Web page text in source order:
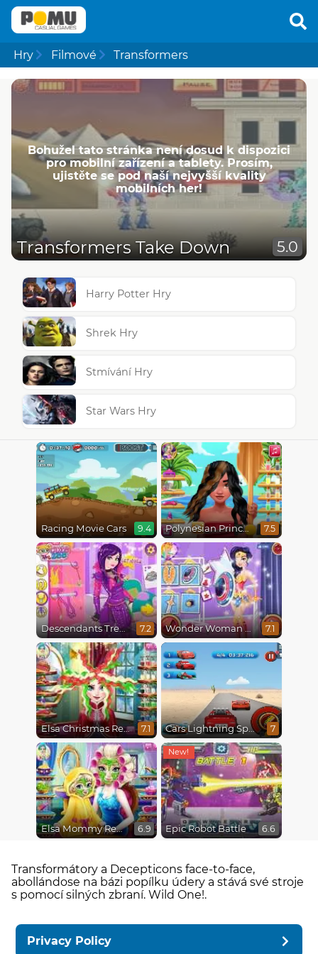
Hry Filmové Transformers
Bohužel tato stránka není dosud k dispozici
pro mobilní zařízení a tablety. Prosím,
ujistěte se pod naší nejvyšší kvality
mobilních her!
Transformers Take Down 5.0
Harry Potter Hry
Shrek Hry
Stmívání Hry
Star Wars Hry
Racing Movie Cars 9.4 Polynesian Princess Real Haircuts 7.5
Descendants Trendsetters 7.2 Wonder Woman Fashion Event 7.1
Elsa Christmas Real Haircuts 7.1 Cars Lightning Speed 7
Elsa Mommy Real Makeover 6.9 Epic Robot Battle 6.6
Transformátory a Decepticons face-to-face,
abollándose na bázi popílku údery a stává své stroje
s pomocí silných zbraní. Wild One!.
Privacy Policy